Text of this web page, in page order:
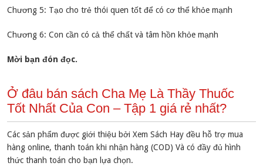
Chương 5: Tạo cho trẻ thói quen tốt để có cơ thể khỏe mạnh
Chương 6: Con cần có cả thể chất và tâm hồn khỏe mạnh
Mời bạn đón đọc.
Ở đâu bán sách Cha Mẹ Là Thầy Thuốc
Tốt Nhất Của Con – Tập 1 giá rẻ nhất?
Các sản phẩm được giới thiệu bởi Xem Sách Hay đều hỗ trợ mua
hàng online, thanh toán khi nhận hàng (COD) Và có đầy đủ hình
thức thanh toán cho bạn lựa chọn.